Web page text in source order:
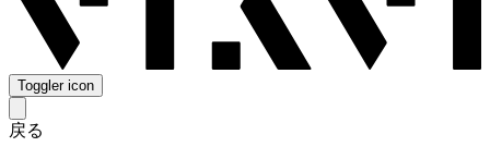
Toggler icon
戻る